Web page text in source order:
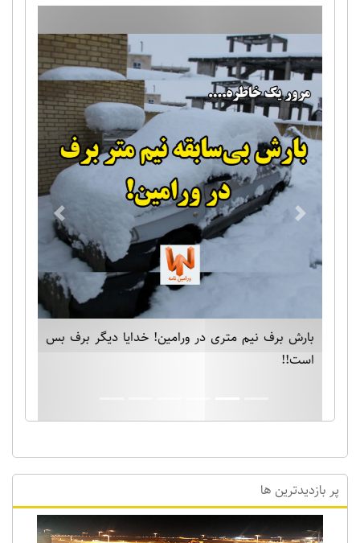
بارش برف نیم متری در ورامین! خدایا دیگر برف بس
است!!
Previous Next
پر بازدیدترین ها